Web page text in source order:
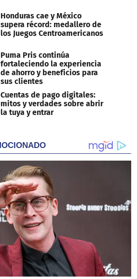
Honduras cae y México
supera récord: medallero de
los Juegos Centroamericanos
Puma Pris continúa
fortaleciendo la experiencia
de ahorro y beneficios para
sus clientes
Cuentas de pago digitales:
mitos y verdades sobre abrir
la tuya y entrar